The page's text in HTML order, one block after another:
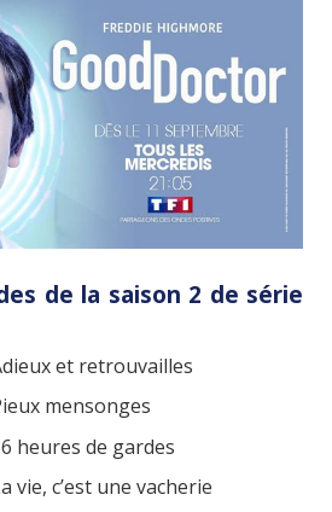
de la saison 2 de série
et retrouvailles
mensonges
heures de gardes
vie, c’est une vacherie